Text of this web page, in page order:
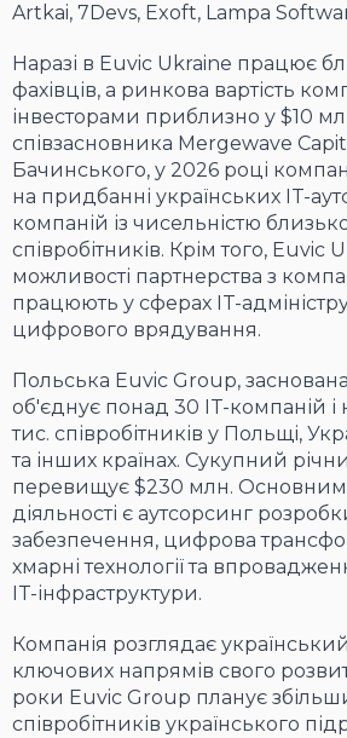
Artkai, 7Devs, Exoft, Lampa
Наразі в Euvic Ukraine працює
фахівців, а ринкова вартість
інвесторами приблизно у $10
співзасновника Mergewave
Бачинського, у 2026 році
на придбанні українських IT-
компаній із чисельністю
співробітників. Крім того, Euvic
можливості партнерства з
працюють у сферах IT-
цифрового врядування.
Польська Euvic Group,
об'єднує понад 30 IT-компаній і
тис. співробітників у Польщі,
та інших країнах. Сукупний
перевищує $230 млн.
діяльності є аутсорсинг
забезпечення, цифрова
хмарні технології та
IT-інфраструктури.
Компанія розглядає
ключових напрямів свого
роки Euvic Group планує
співробітників українського